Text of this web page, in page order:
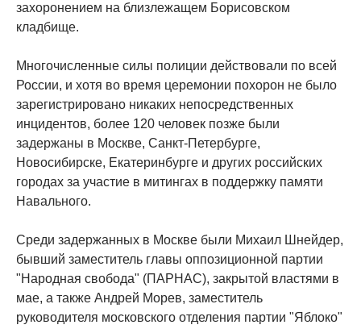
захоронением на близлежащем Борисовском
кладбище.
Многочисленные силы полиции действовали по всей
России, и хотя во время церемонии похорон не было
зарегистрировано никаких непосредственных
инцидентов, более 120 человек позже были
задержаны в Москве, Санкт-Петербурге,
Новосибирске, Екатеринбурге и других российских
городах за участие в митингах в поддержку памяти
Навального.
Среди задержанных в Москве были Михаил Шнейдер,
бывший заместитель главы оппозиционной партии
"Народная свобода" (ПАРНАС), закрытой властями в
мае, а также Андрей Морев, заместитель
руководителя московского отделения партии "Яблоко"